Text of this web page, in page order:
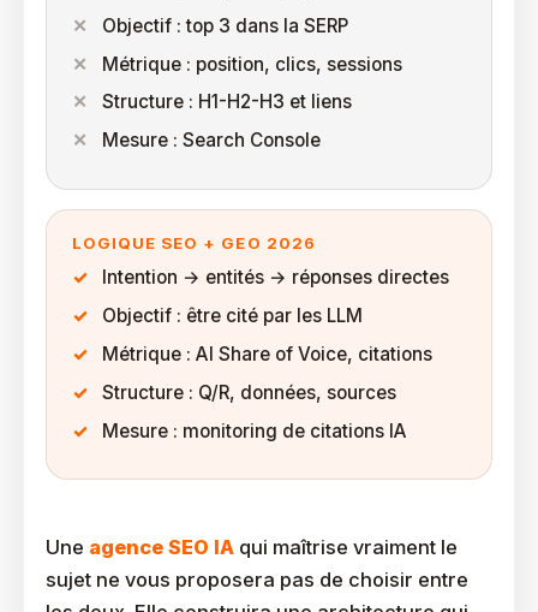
Objectif : top 3 dans la SERP
Métrique : position, clics, sessions
Structure : H1-H2-H3 et liens
Mesure : Search Console
LOGIQUE SEO + GEO 2026
Intention → entités → réponses directes
Objectif : être cité par les LLM
Métrique : AI Share of Voice, citations
Structure : Q/R, données, sources
Mesure : monitoring de citations IA
Une agence SEO IAqui maîtrise vraiment le
sujet ne vous proposera pas de choisir entre